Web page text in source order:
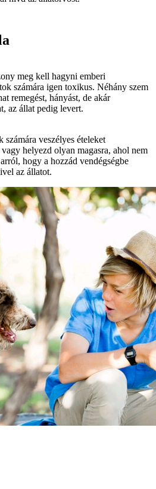
meg kell hagyni emberi
számára igen toxikus. Néhány szem
remegést, hányást, de akár
az állat pedig levert.
számára veszélyes ételeket
helyezd olyan magasra, ahol nem
hogy a hozzád vendégségbe
az állatot.